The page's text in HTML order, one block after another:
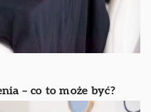
– co to może być?